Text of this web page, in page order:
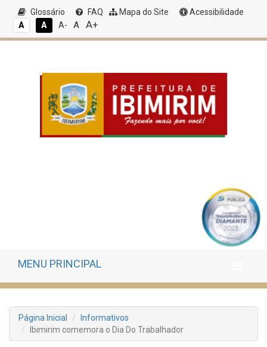
Glossário FAQ Mapa do Site
Acessibilidade
A
A A- A A+
MENU PRINCIPAL
Página Inicial
Informativos
Ibimirim comemora o Dia Do Trabalhador